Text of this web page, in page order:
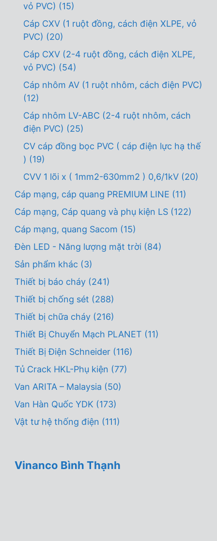
vỏ PVC) (15)
Cáp CXV (1 ruột đồng, cách điện XLPE, vỏ
PVC) (20)
Cáp CXV (2-4 ruột đồng, cách điện XLPE,
vỏ PVC) (54)
Cáp nhôm AV (1 ruột nhôm, cách điện PVC)
(12)
Cáp nhôm LV-ABC (2-4 ruột nhôm, cách
điện PVC) (25)
CV cáp đồng bọc PVC ( cáp điện lực hạ thế
) (19)
CVV 1 lõi x ( 1mm2-630mm2 ) 0,6/1kV (20)
Cáp mạng, cáp quang PREMIUM LINE (11)
Cáp mạng, Cáp quang và phụ kiện LS (122)
Cáp mạng, quang Sacom (15)
Đèn LED - Năng lượng mặt trời (84)
Sản phẩm khác (3)
Thiết bị báo cháy (241)
Thiết bị chống sét (288)
Thiết bị chữa cháy (216)
Thiết Bị Chuyển Mạch PLANET (11)
Thiết Bị Điện Schneider (116)
Tủ Crack HKL-Phụ kiện (77)
Van ARITA – Malaysia (50)
Van Hàn Quốc YDK (173)
Vật tư hệ thống điện (111)
Vinanco Bình Thạnh